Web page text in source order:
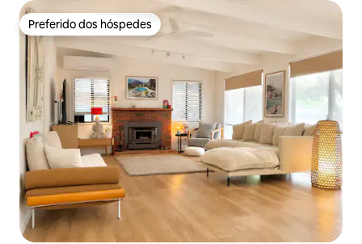
Preferido dos hóspedes
Preferido dos hóspedes